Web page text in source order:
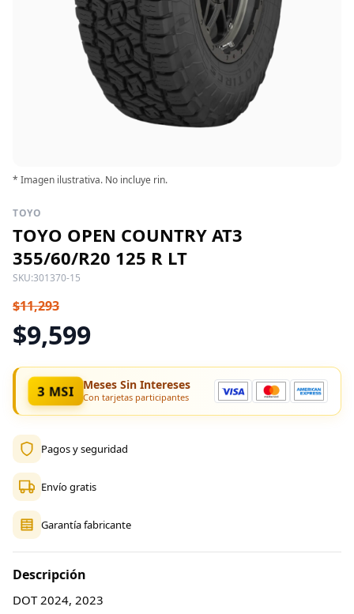
* Imagen ilustrativa. No incluye rin.
TOYO
TOYO OPEN COUNTRY AT3
355/60/R20 125 R LT
SKU:301370-15
$11,293
$9,599
3 MSI Meses Sin Intereses
Con tarjetas participantes
Pagos y seguridad
Envío gratis
Garantía fabricante
Descripción
DOT 2024, 2023